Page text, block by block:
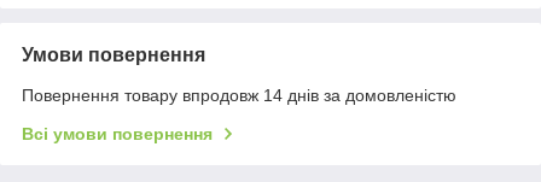
Умови повернення
Повернення товару впродовж 14 днів за домовленістю
Всі умови повернення